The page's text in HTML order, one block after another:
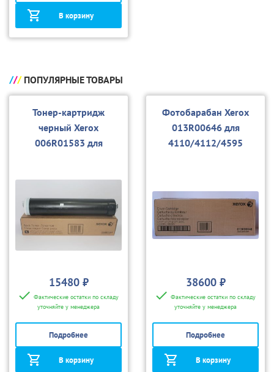
В корзину
ПОПУЛЯРНЫЕ ТОВАРЫ
Тонер-картридж
черный Xerox
006R01583 для
15480 ₽
Фактические остатки по складу
уточняйте у менеджера
Подробнее
В корзину
Фотобарабан Xerox
013R00646 для
4110/4112/4595
38600 ₽
Фактические остатки по складу
уточняйте у менеджера
Подробнее
В корзину